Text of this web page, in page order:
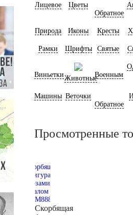
Лицевое
Цветы
Обратное
Природа Иконы Кресты
Рамки Шрифты Святые
ВиньеткиЖивотныеВоенным
Машины Веточки
Обратное
Просмотренные
Скорбящая